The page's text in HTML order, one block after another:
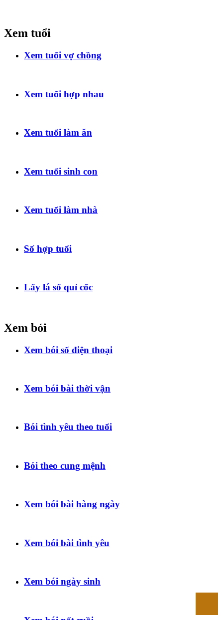
Xem tuổi
Xem tuổi vợ chồng
Xem tuổi hợp nhau
Xem tuổi làm ăn
Xem tuổi sinh con
Xem tuổi làm nhà
Số hợp tuổi
Lấy lá số quỉ cốc
Xem bói
Xem bói số điện thoại
Xem bói bài thời vận
Bói tình yêu theo tuổi
Bói theo cung mệnh
Xem bói bài hàng ngày
Xem bói bài tình yêu
Xem bói ngày sinh